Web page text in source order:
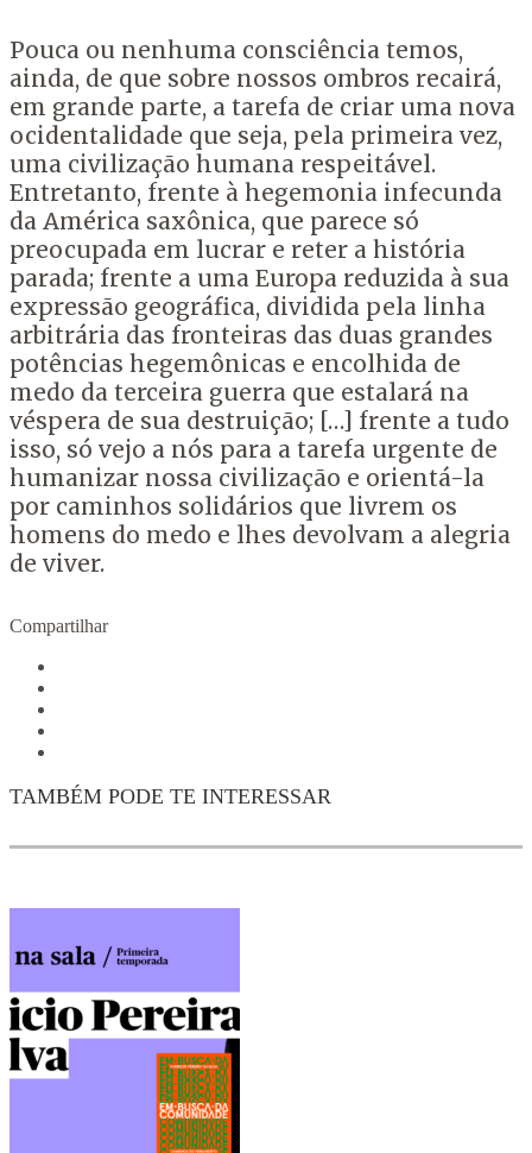
Pouca ou nenhuma consciência temos,
ainda, de que sobre nossos ombros recairá,
em grande parte, a tarefa de criar uma nova
ocidentalidade que seja, pela primeira vez,
uma civilização humana respeitável.
Entretanto, frente à hegemonia infecunda
da América saxônica, que parece só
preocupada em lucrar e reter a história
parada; frente a uma Europa reduzida à sua
expressão geográfica, dividida pela linha
arbitrária das fronteiras das duas grandes
potências hegemônicas e encolhida de
medo da terceira guerra que estalará na
véspera de sua destruição; […] frente a tudo
isso, só vejo a nós para a tarefa urgente de
humanizar nossa civilização e orientá-la
por caminhos solidários que livrem os
homens do medo e lhes devolvam a alegria
de viver.
Compartilhar
TAMBÉM PODE TE INTERESSAR